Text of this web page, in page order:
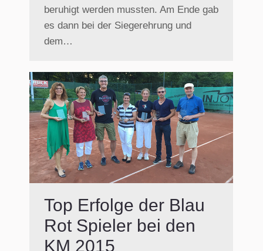
beruhigt werden mussten. Am Ende gab
es dann bei der Siegerehrung und
dem…
Top Erfolge der Blau
Rot Spieler bei den
KM 2015